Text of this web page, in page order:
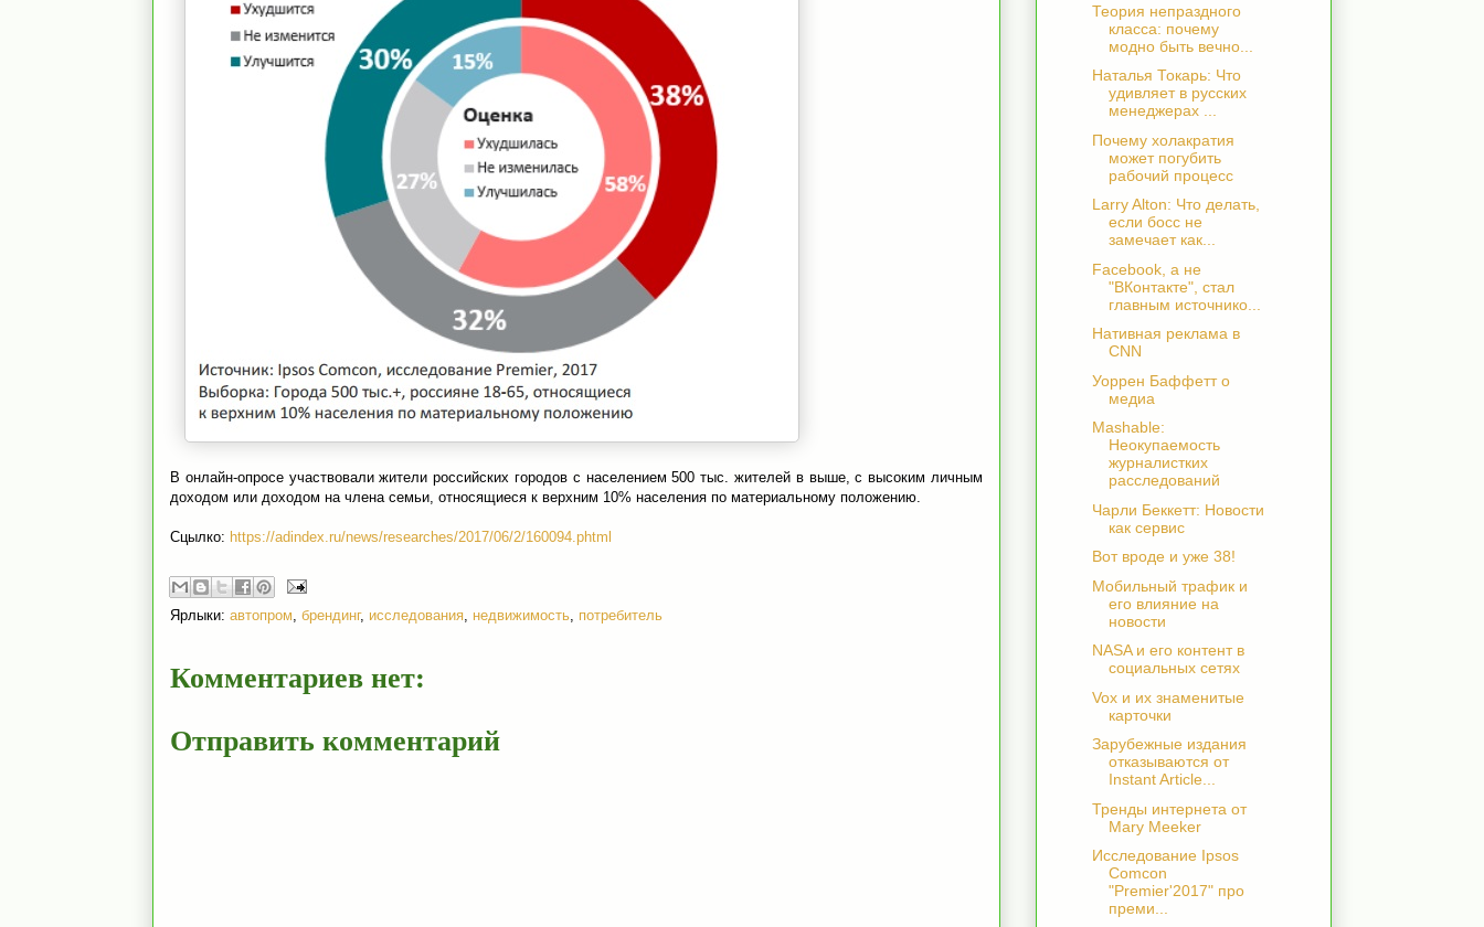
В онлайн-опросе участвовали жители российских городов с населением 500 тыс. жителей в выше, с высоким личным
доходом или доходом на члена семьи, относящиеся к верхним 10% населения по материальному положению.
Сцылко: https://adindex.ru/news/researches/2017/06/2/160094.phtml
Ярлыки: автопром брендинг, исследования недвижимость потребитель
Комментариев нет:
Отправить комментарий
Теория непраздного
класса: почему
модно быть вечно...
Наталья Токарь: Что
удивляет в русских
менеджерах ...
Почему холакратия
может погубить
рабочий процесс
Larry Alton: Что делать,
если босс не
замечает как...
Facebook, а не
"ВКонтакте", стал
главным источнико...
Нативная реклама в
CNN
Уоррен Баффетт о
медиа
Mashable:
Неокупаемость
журналистких
расследований
Чарли Беккетт: Новости
как сервис
Вот вроде и уже 38!
Мобильный трафик и
его влияние на
новости
NASA и его контент в
социальных сетях
Vox и их знаменитые
карточки
Зарубежные издания
отказываются от
Instant Article...
Тренды интернета от
Mary Meeker
Исследование Ipsos
Comcon
"Premier'2017" про
преми...